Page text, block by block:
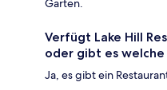
Garten.
Verfügt Lake Hill
oder gibt es welche
Ja, es gibt ein